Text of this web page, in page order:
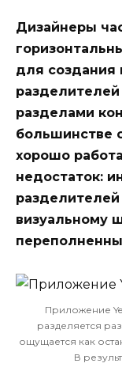
Дизайнеры
для создания
разделами
большинстве
хорошо
недостаток:
визуальному
Приложение
разделяется
ощущается как
В